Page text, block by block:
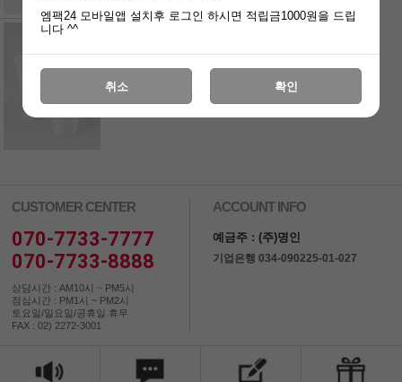
지 콜드컵
39,900원
CUSTOMER CENTER
070-7733-7777
070-7733-8888
상담시간 : AM10시 ~ PM5시
점심시간 : PM1시 ~ PM2시
토요일/일요일/공휴일 휴무
FAX : 02) 2272-3001
ACCOUNT INFO
예금주 : (주)명인
기업은행 034-090225-01-027
엠팩24 모바일앱 설치후 로그인 하시면 적립금1000원을 드립
니다 ^^
취소 확인